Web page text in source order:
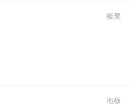
板凳
地板